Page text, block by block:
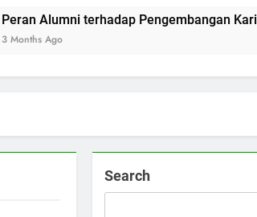
terhadap Pengembangan Karier
Search